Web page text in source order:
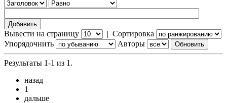
Вывести на страницу | Сортировка
Упорядочнить
Авторы
Результаты 1-1 из 1.
назад
1
дальше